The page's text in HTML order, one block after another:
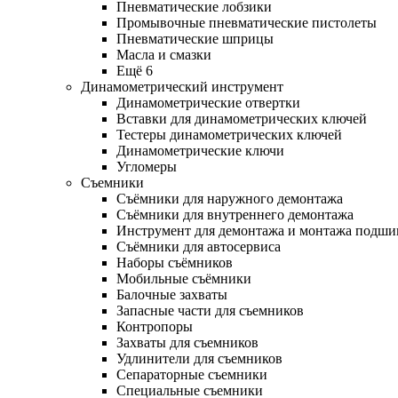
Пневматические лобзики
Промывочные пневматические пистолеты
Пневматические шприцы
Масла и смазки
Ещё 6
Динамометрический инструмент
Динамометрические отвертки
Вставки для динамометрических ключей
Тестеры динамометрических ключей
Динамометрические ключи
Угломеры
Съемники
Съёмники для наружного демонтажа
Съёмники для внутреннего демонтажа
Инструмент для демонтажа и монтажа
Съёмники для автосервиса
Наборы съёмников
Мобильные съёмники
Балочные захваты
Запасные части для съемников
Контропоры
Захваты для съемников
Удлинители для съемников
Сепараторные съемники
Специальные съемники